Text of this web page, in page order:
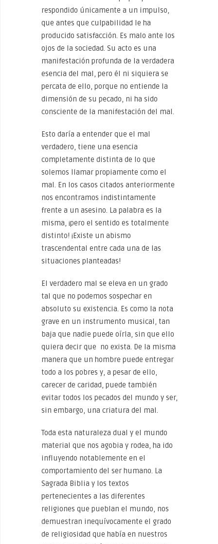
respondido únicamente a un impulso,
que antes que culpabilidad le ha
producido satisfacción. Es malo ante los
ojos de la sociedad. Su acto es una
manifestación profunda de la verdadera
esencia del mal, pero él ni siquiera se
percata de ello, porque no entiende la
dimensión de su pecado, ni ha sido
consciente de la manifestación del mal.
Esto daría a entender que el mal
verdadero, tiene una esencia
completamente distinta de lo que
solemos llamar propiamente como el
mal. En los casos citados anteriormente
nos encontramos indistintamente
frente a un asesino. La palabra es la
misma, ¡pero el sentido es totalmente
distinto! ¡Existe un abismo
trascendental entre cada una de las
situaciones planteadas!
El verdadero mal se eleva en un grado
tal que no podemos sospechar en
absoluto su existencia. Es como la nota
grave en un instrumento musical, tan
baja que nadie puede oírla, sin que ello
quiera decir que no exista. De la misma
manera que un hombre puede entregar
todo a los pobres y, a pesar de ello,
carecer de caridad, puede también
evitar todos los pecados del mundo y ser,
sin embargo, una criatura del mal.
Toda esta naturaleza dual y el mundo
material que nos agobia y rodea, ha ido
influyendo notablemente en el
comportamiento del ser humano. La
Sagrada Biblia y los textos
pertenecientes a las diferentes
religiones que pueblan el mundo, nos
demuestran inequívocamente el grado
de religiosidad que había en nuestros